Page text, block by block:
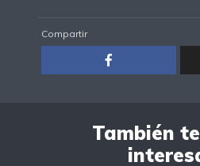
Compartir
También